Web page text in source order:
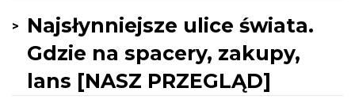
Najsłynniejsze ulice świata.
Gdzie na spacery, zakupy,
lans [NASZ PRZEGLĄD]